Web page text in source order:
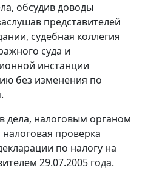
обсудив доводы
представителей
судебная коллегия
суда и
инстанции
без изменения по
дела, налоговым органом
проверка
по налогу на
29.07.2005 года.